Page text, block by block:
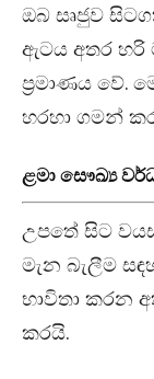
ඔබ සෘජුව
ඇටය අතර හරි
ප්‍රමාණය වේ.
හරහා ගමන්
ළමා සෞඛ්‍ය
උපතේ සිට
මැන බැලීම
භාවිතා කරන
කරයි.